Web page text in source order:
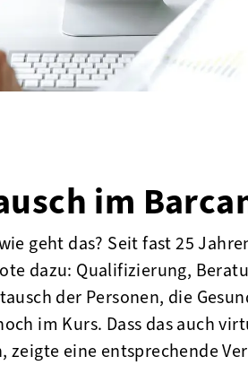
im
geht das? Seit fast 25
dazu: Qualifizierung,
der Personen, die
im Kurs. Dass das auch
zeigte eine entsprechende